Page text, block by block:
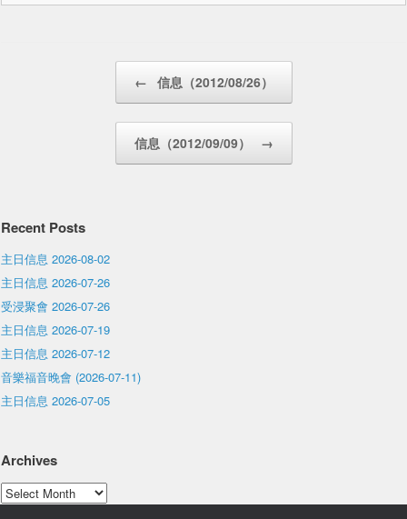
← 信息（2012/08/26）
信息（2012/09/09） →
Recent Posts
主日信息 2026-08-02
主日信息 2026-07-26
受浸聚會 2026-07-26
主日信息 2026-07-19
主日信息 2026-07-12
音樂福音晚會 (2026-07-11)
主日信息 2026-07-05
Archives
Archives